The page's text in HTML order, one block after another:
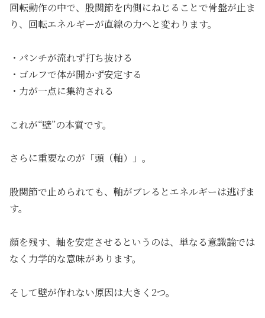
回転動作の中で、股関節を内側にねじることで骨盤が止ま
り、回転エネルギーが直線の力へと変わります。
・パンチが流れず打ち抜ける
・ゴルフで体が開かず安定する
・力が一点に集約される
これが“壁”の本質です。
さらに重要なのが「頭（軸）」。
股関節で止められても、軸がブレるとエネルギーは逃げま
す。
顔を残す、軸を安定させるというのは、単なる意識論では
なく力学的な意味があります。
そして壁が作れない原因は大きく2つ。